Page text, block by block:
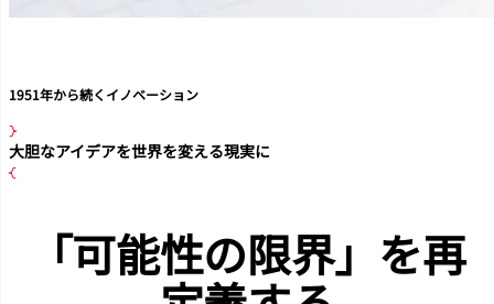
1951年から続くイノベーション
大胆なアイデアを世界を変える現実に
「可能性の限界」 を再